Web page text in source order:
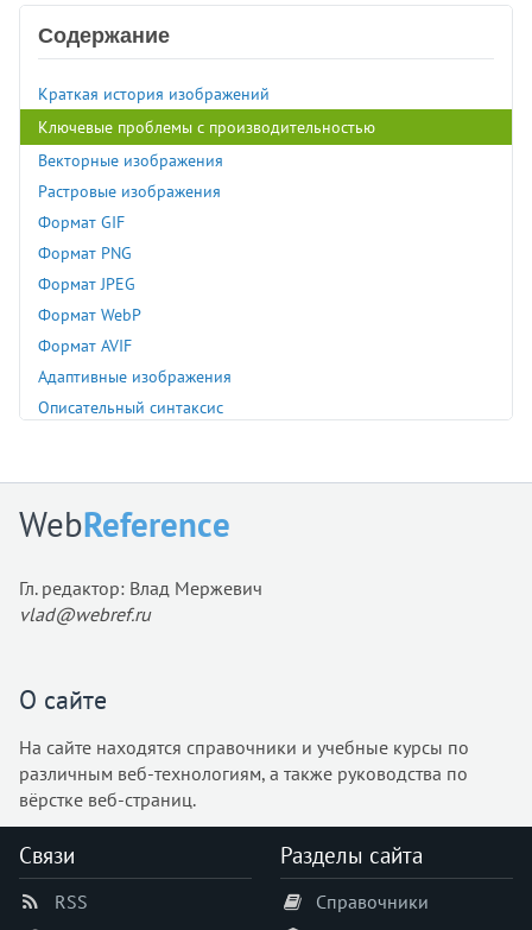
Содержание
Краткая история изображений
Ключевые проблемы с производительностью
Векторные изображения
Растровые изображения
Формат GIF
Формат PNG
Формат JPEG
Формат WebP
Формат AVIF
Адаптивные изображения
Описательный синтаксис
Сеть доставки изображений
WebReference
Гл. редактор: Влад Мержевич
vlad@webref.ru
О сайте
На сайте находятся справочники и учебные курсы по
различным веб-технологиям, а также руководства по
вёрстке веб-страниц.
Связи
RSS
Разделы сайта
Справочники